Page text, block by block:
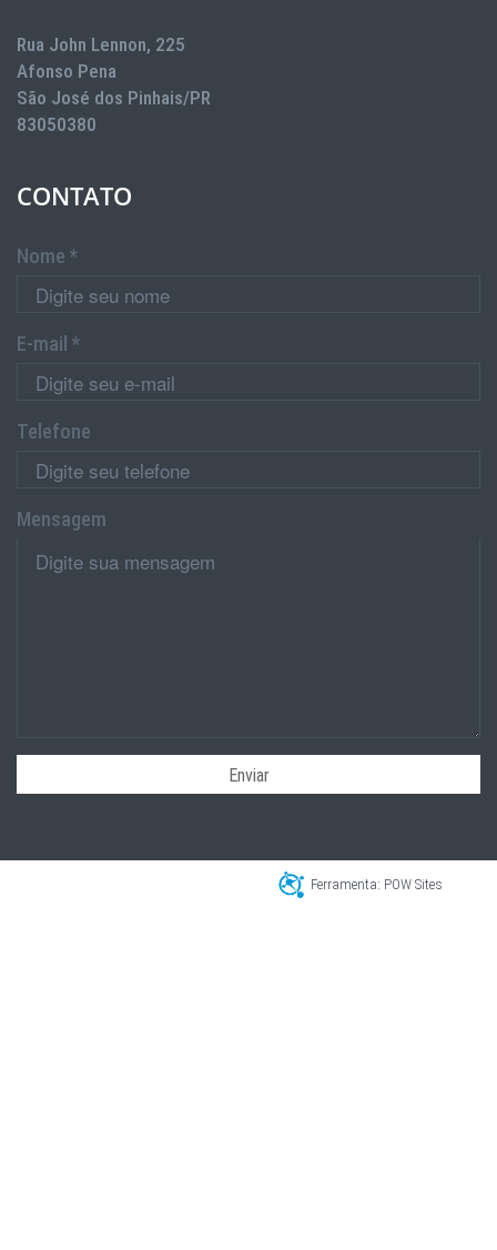
Rua John Lennon, 225
Afonso Pena
São José dos Pinhais/PR
83050380
CONTATO
Nome *
E-mail *
Telefone
Mensagem
Enviar
Ferramenta: POW Sites